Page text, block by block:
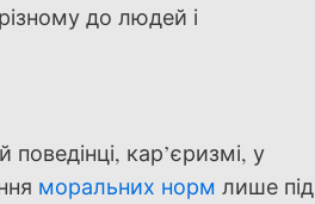
до людей і
кар’єризмі, у
моральних норм лише під